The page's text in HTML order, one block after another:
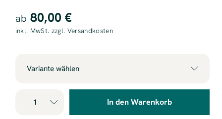
ab 80,00 €
inkl. MwSt. zzgl. Versandkosten
Variante wählen
In den Warenkorb